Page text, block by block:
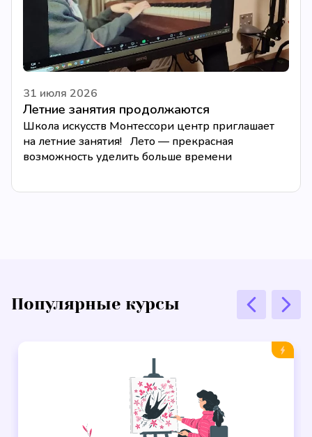
31 июля 2026
Летние занятия продолжаются
Школа искусств Монтессори центр приглашает
на летние занятия! Лето — прекрасная
возможность уделить больше времени
Популярные курсы